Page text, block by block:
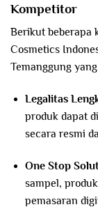
Kompetitor
Berikut beberapa
Cosmetics
Temanggung
Legalitas
produk dapat
secara resmi
One Stop
sampel,
pemasaran